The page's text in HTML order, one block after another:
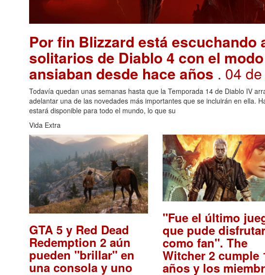
Por fin Blizzard está escuchando
solitarios de Diablo 4 con el
ansiaban desde hace años . 04
Todavía quedan unas semanas hasta que la Temporada 14 de Diablo IV
adelantar una de las novedades más importantes que se incluirán en ella.
estará disponible para todo el mundo, lo que su
Vida Extra
GTA 5 y Red Dead
Redemption 2 aún
pueden "brillar" en
una consola y uno
"Fue el último
que pude
como fan". The
Witcher 2 cumple
años y los